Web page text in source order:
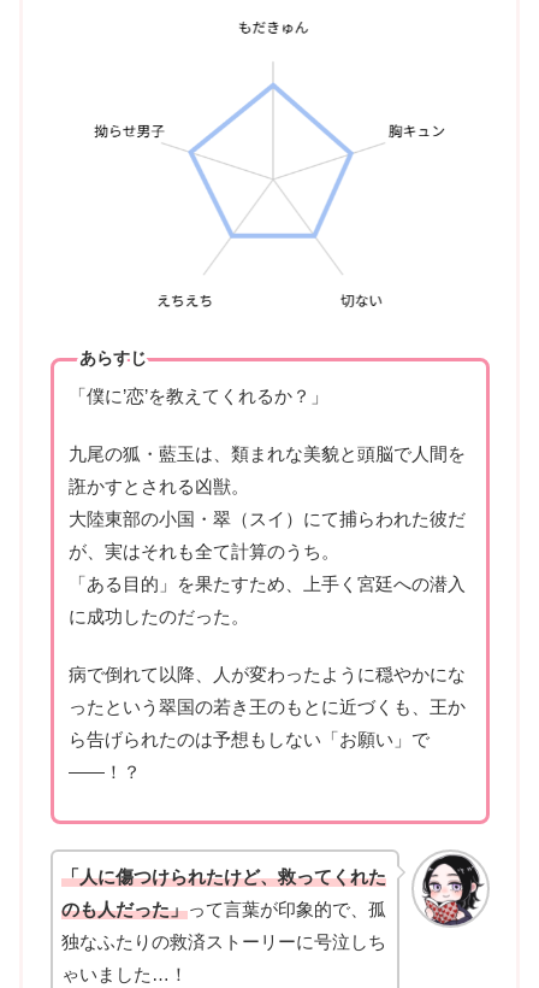
あらすじ
「僕に’恋’を教えてくれるか？」
九尾の狐・藍玉は、類まれな美貌と頭脳で人間を
誑かすとされる凶獣。
大陸東部の小国・翠（スイ）にて捕らわれた彼だ
が、実はそれも全て計算のうち。
「ある目的」を果たすため、上手く宮廷への潜入
に成功したのだった。
病で倒れて以降、人が変わったように穏やかにな
ったという翠国の若き王のもとに近づくも、王か
ら告げられたのは予想もしない「お願い」で
――！？
「人に傷つけられたけど、救ってくれた
のも人だった」って言葉が印象的で、孤
独なふたりの救済ストーリーに号泣しち
ゃいました…！